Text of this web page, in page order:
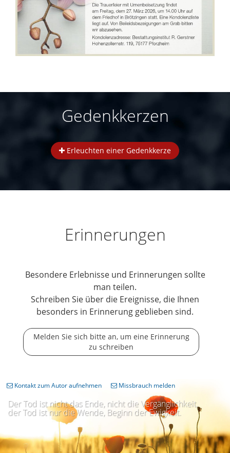
Gedenkkerzen
Erleuchten einer Gedenkkerze
Erinnerungen
Besondere Erlebnisse und Erinnerungen sollte
man teilen.
Schreiben Sie über die Ereignisse, die Ihnen
besonders in Erinnerung geblieben sind.
Melden Sie sich bitte an, um eine Erinnerung
zu schreiben
Der Tod ist nicht das Ende, nicht die Vergänglichkeit,
der Tod ist nur die Wende, Beginn der Ewigkeit.
Kontakt zum Autor aufnehmen Missbrauch melden